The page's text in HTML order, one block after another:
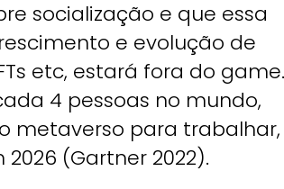
socialização e que essa
e evolução de
etc, estará fora do game.
4 pessoas no mundo,
metaverso para trabalhar,
(Gartner 2022).